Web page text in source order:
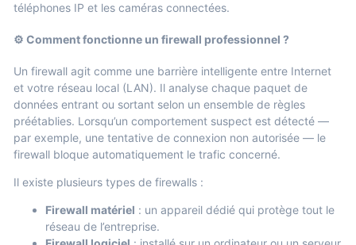
téléphones IP et les caméras connectées.
⚙️ Comment fonctionne un firewall professionnel ?
Un firewall agit comme une barrière intelligente entre Internet
et votre réseau local (LAN). Il analyse chaque paquet de
données entrant ou sortant selon un ensemble de règles
préétablies. Lorsqu’un comportement suspect est détecté —
par exemple, une tentative de connexion non autorisée — le
firewall bloque automatiquement le trafic concerné.
Il existe plusieurs types de firewalls :
Firewall matériel : un appareil dédié qui protège tout le
réseau de l’entreprise.